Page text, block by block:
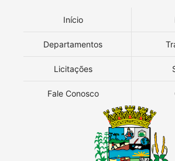
Início
Departamentos
Licitações
Fale Conosco